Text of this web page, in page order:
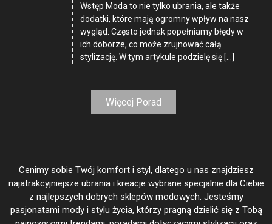
Wstęp Moda to nie tylko ubrania, ale także
dodatki, które mają ogromny wpływ na nasz
wygląd. Często jednak popełniamy błędy w
ich doborze, co może zrujnować całą
stylizację. W tym artykule podzielę się […]
Więcej Porad
Cenimy sobie Twój komfort i styl, dlatego u nas znajdziesz
najatrakcyjniejsze ubrania i kreacje wybrane specjalnie dla Ciebie
z najlepszych dobrych sklepów modowych. Jesteśmy
pasjonatami mody i stylu życia, którzy pragną dzielić się z Tobą